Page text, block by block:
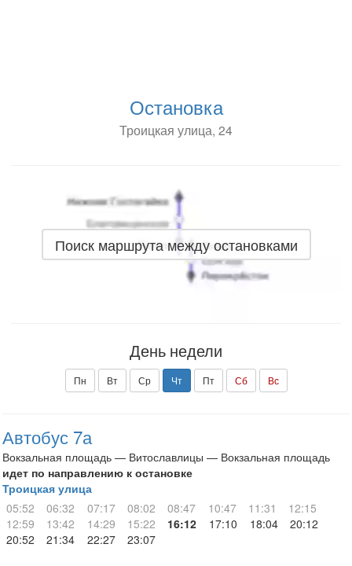
Остановка
Троицкая улица, 24
Поиск маршрута между остановками
День недели
Пн Вт Ср Чт Пт Сб Вс
Автобус 7а
Вокзальная площадь — Витославлицы — Вокзальная площадь
идет по направлению к остановке
Троицкая улица
05:52
06:32 07:17 08:02 08:47 10:47 11:31
12:15
12:59
13:42 14:29 15:22 16:12 17:10 18:04
20:12
20:52
21:34 22:27 23:07